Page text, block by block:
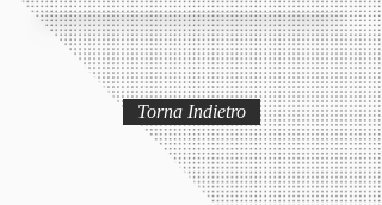
Torna Indietro